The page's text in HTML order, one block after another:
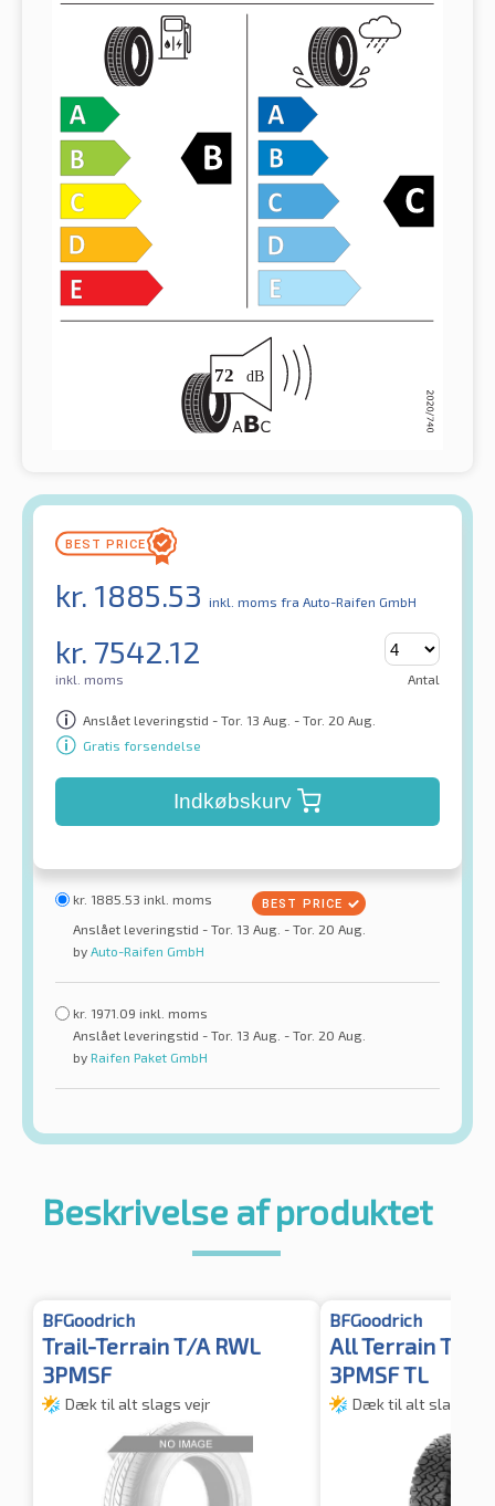
kr. 1885.53 inkl. moms fra Auto-Raifen GmbH
kr. 7542.12
inkl. moms Antal
Anslået leveringstid - Tor. 13 Aug. - Tor. 20 Aug.
Gratis forsendelse
Indkøbskurv
kr. 1885.53 inkl. moms
Anslået leveringstid - Tor. 13 Aug. - Tor. 20 Aug.
by Auto-Raifen GmbH
kr. 1971.09 inkl. moms
Anslået leveringstid - Tor. 13 Aug. - Tor. 20 Aug.
by Raifen Paket GmbH
Beskrivelse af produktet
BFGoodrich
Trail-Terrain T/A RWL
3PMSF
Dæk til alt slags vejr
BFGoodrich
All Terrain T/A
3PMSF TL
Dæk til alt slags